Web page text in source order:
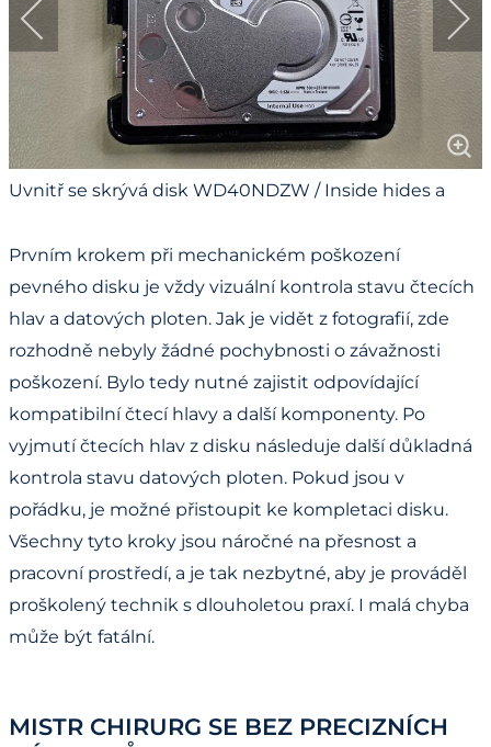
Uvnitř se skrývá disk WD40NDZW / Inside hides a
Prvním krokem při mechanickém poškození
pevného disku je vždy vizuální kontrola stavu čtecích
hlav a datových ploten. Jak je vidět z fotografií, zde
rozhodně nebyly žádné pochybnosti o závažnosti
poškození. Bylo tedy nutné zajistit odpovídající
kompatibilní čtecí hlavy a další komponenty. Po
vyjmutí čtecích hlav z disku následuje další důkladná
kontrola stavu datových ploten. Pokud jsou v
pořádku, je možné přistoupit ke kompletaci disku.
Všechny tyto kroky jsou náročné na přesnost a
pracovní prostředí, a je tak nezbytné, aby je prováděl
proškolený technik s dlouholetou praxí. I malá chyba
může být fatální.
MISTR CHIRURG SE BEZ PRECIZNÍCH